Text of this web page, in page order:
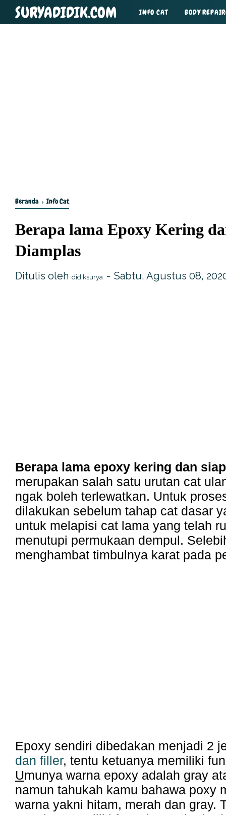
SURYADIDIK.COM INFO CAT BODY
Beranda ›Info Cat
Berapa lama Epoxy Kering
Diamplas
Ditulis oleh didiksurya Sabtu, Agustus 08,
Berapa lama epoxy kering dan
merupakan salah satu urutan cat
ngak boleh terlewatkan. Untuk
dilakukan sebelum tahap cat dasar
untuk melapisi cat lama yang telah
menutupi permukaan dempul.
menghambat timbulnya karat pada
Epoxy sendiri dibedakan menjadi 2
dan filler, tentu ketuanya memiliki
Umunya warna epoxy adalah gray
namun tahukah kamu bahawa poxy
warna yakni hitam, merah dan gray.